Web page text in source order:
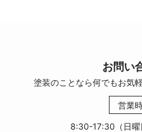
お問い
塗装のことなら何でもお気
営業
8:30-17:30（日曜